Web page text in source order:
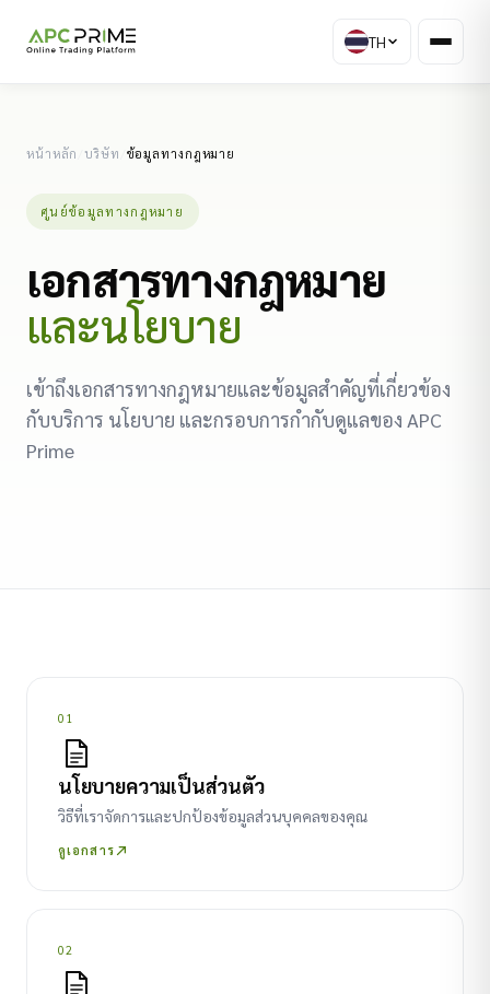
TH
หน้าหลัก บริษัท ข้อมูลทางกฎหมาย
ศูนย์ข้อมูลทางกฎหมาย
เอกสารทางกฎหมาย
และนโยบาย
เข้าถึงเอกสารทางกฎหมายและข้อมูลสำคัญที่เกี่ยวข้อง
กับบริการ นโยบาย และกรอบการกำกับดูแลของ APC
Prime
01
นโยบายความเป็นส่วนตัว
วิธีที่เราจัดการและปกป้องข้อมูลส่วนบุคคลของคุณ
ดูเอกสาร
02